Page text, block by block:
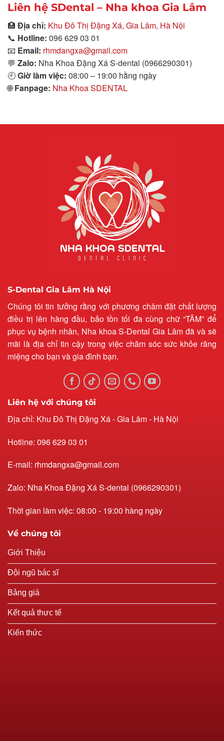
Liên hệ SDental – Nha khoa Gia Lâm
🏥 Địa chỉ: Khu Đô Thị Đặng Xá, Gia Lâm, Hà Nội
📞 Hotline: 096 629 03 01
📧 Email: rhmdangxa@gmail.com
💬 Zalo: Nha Khoa Đặng Xá S-dental (0966290301)
🕘Giờ làm việc: 08:00 – 19:00 hằng ngày
🌐Fanpage: Nha Khoa SDENTAL
S-Dental Gia Lâm Hà Nội
Chúng tôi tin tưởng rằng với phương châm đặt chất lượng
điều trị lên hàng đầu, bảo tồn tối đa cùng chữ “TÂM” để
phục vụ bệnh nhân, Nha khoa S-Dental Gia Lâm đã và sẽ
mãi là địa chỉ tin cậy trong việc chăm sóc sức khỏe răng
miệng cho bạn và gia đình bạn.
Liên hệ với chúng tôi
Địa chỉ: Khu Đô Thị Đặng Xá - Gia Lâm - Hà Nội
Hotline: 096 629 03 01
E-mail: rhmdangxa@gmail.com
Zalo: Nha Khoa Đặng Xá S-dental (0966290301)
Thời gian làm việc: 08:00 - 19:00 hàng ngày
Về chúng tôi
Giới Thiệu
Đội ngũ bác sĩ
Bảng giá
Kết quả thực tế
Kiến thức